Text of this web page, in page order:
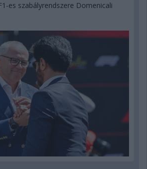
es szabályrendszere Domenicali